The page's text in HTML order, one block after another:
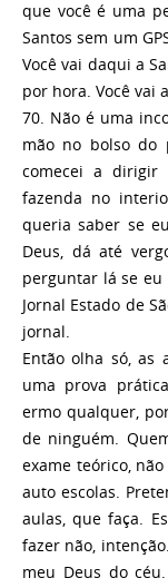
que você é uma
Santos sem um
Você vai daqui a
por hora. Você vai
70. Não é uma
mão no bolso do
comecei a dirigir
fazenda no
queria saber se
Deus, dá até
perguntar lá se
Jornal Estado de
jornal.
Então olha só, as
uma prova
ermo qualquer,
de ninguém.
exame teórico,
auto escolas.
aulas, que faça.
fazer não,
meu Deus do